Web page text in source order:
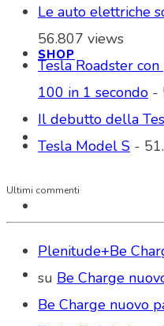
SHOP
Le auto elettriche
56.807 views
Tesla Roadster
100 in 1 secondo -
Il debutto della
Tesla Model S -
Ultimi commenti
Plenitude+Be
su Be Charge
Be Charge nuovo